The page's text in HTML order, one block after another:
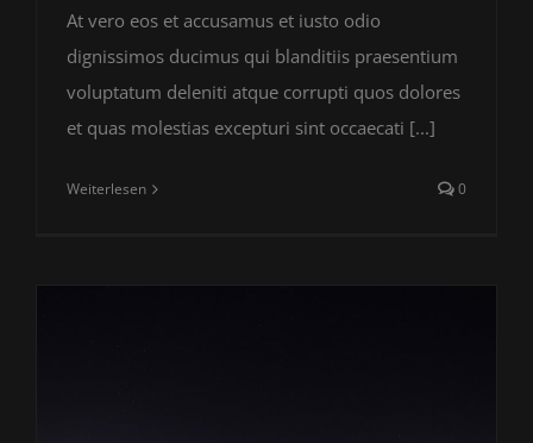
At vero eos et accusamus et iusto odio
dignissimos ducimus qui blanditiis praesentium
voluptatum deleniti atque corrupti quos dolores
et quas molestias excepturi sint occaecati [...]
Weiterlesen 0